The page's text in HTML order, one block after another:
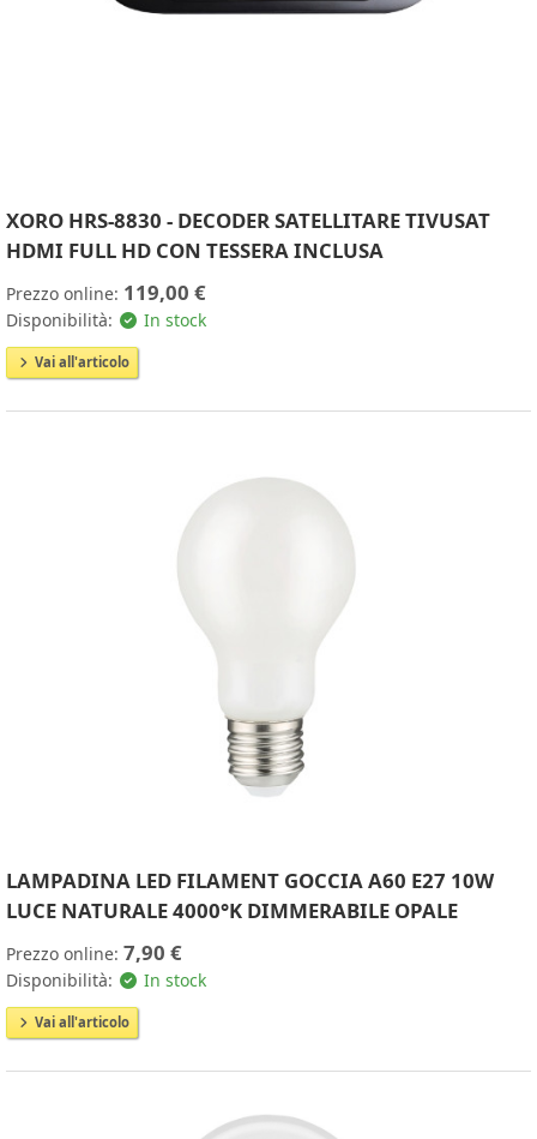
XORO HRS-8830 - DECODER SATELLITARE TIVUSAT
HDMI FULL HD CON TESSERA INCLUSA
Prezzo online: 119,00 €
Disponibilità: In stock
Vai all'articolo
LAMPADINA LED FILAMENT GOCCIA A60 E27 10W
LUCE NATURALE 4000°K DIMMERABILE OPALE
Prezzo online: 7,90 €
Disponibilità: In stock
Vai all'articolo